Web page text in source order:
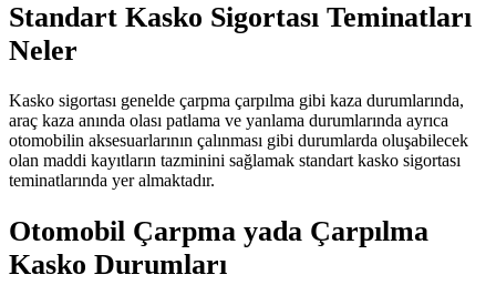
Standart Kasko Sigortası Teminatları
Neler
Kasko sigortası genelde çarpma çarpılma gibi kaza durumlarında,
araç kaza anında olası patlama ve yanlama durumlarında ayrıca
otomobilin aksesuarlarının çalınması gibi durumlarda oluşabilecek
olan maddi kayıtların tazminini sağlamak standart kasko sigortası
teminatlarında yer almaktadır.
Otomobil Çarpma yada Çarpılma
Kasko Durumları